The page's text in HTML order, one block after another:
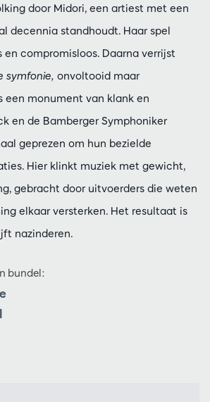
door Midori, een artiest met een
decennia standhoudt. Haar spel
en compromisloos. Daarna verrijst
symfonie, onvoltooid maar
een monument van klank en
en de Bamberger Symphoniker
geprezen om hun bezielde
Hier klinkt muziek met gewicht,
gebracht door uitvoerders die weten
elkaar versterken. Het resultaat is
nazinderen.
bundel: